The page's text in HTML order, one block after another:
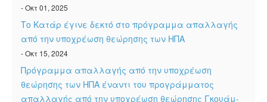
- Οκτ 01, 2025
Το Κατάρ έγινε δεκτό στο πρόγραμμα απαλλαγής
από την υποχρέωση θεώρησης των ΗΠΑ
- Οκτ 15, 2024
Πρόγραμμα απαλλαγής από την υποχρέωση
θεώρησης των ΗΠΑ έναντι του προγράμματος
απαλλαγής από την υποχρέωση θεώρησης Γκουάμ-